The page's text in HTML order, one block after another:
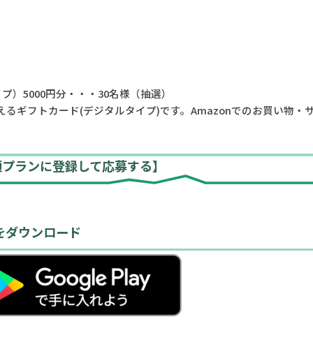
5000円分・・・30名様（抽選）
ギフトカード(デジタルタイプ)です。Amazonでのお買い物・
ランに登録して応募する】
ダウンロード